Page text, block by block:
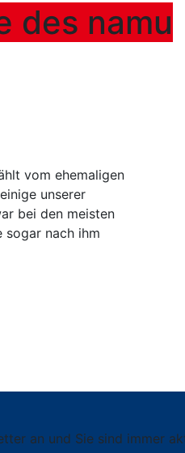
des namu
vom ehemaligen
unserer
bei den meisten
sogar nach ihm
an und Sie sind immer